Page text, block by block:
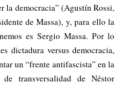
la democracia” (Agustín Rossi,
de Massa), y, para ello la
es Sergio Massa. Por lo
dictadura versus democracia,
un “frente antifascista” en la
de transversalidad de Néstor